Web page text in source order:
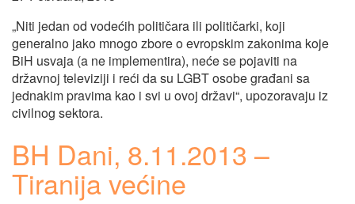
„Niti jedan od vodećih političara ili političarki, koji
generalno jako mnogo zbore o evropskim zakonima koje
BiH usvaja (a ne implementira), neće se pojaviti na
državnoj televiziji i reći da su LGBT osobe građani sa
jednakim pravima kao i svi u ovoj državi“, upozoravaju iz
civilnog sektora.
BH Dani, 8.11.2013 –
Tiranija većine